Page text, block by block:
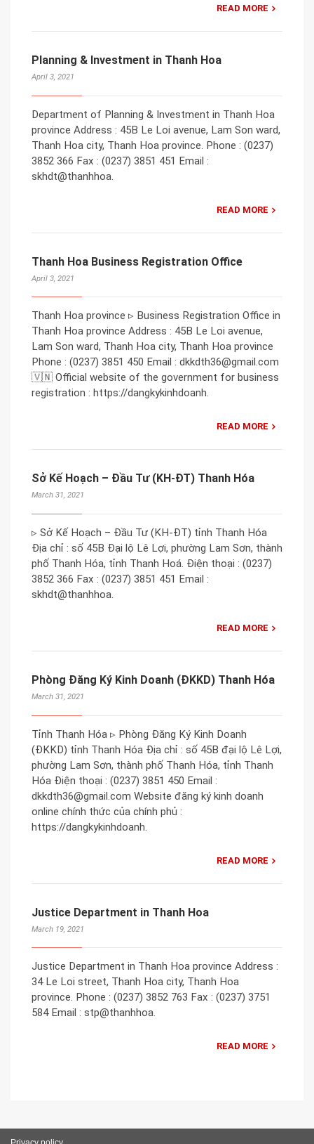
READ MORE
Planning & Investment in Thanh Hoa
April 3, 2021
Department of Planning & Investment in Thanh Hoa
province Address : 45B Le Loi avenue, Lam Son ward,
Thanh Hoa city, Thanh Hoa province. Phone : (0237)
3852 366 Fax : (0237) 3851 451 Email :
skhdt@thanhhoa.
READ MORE
Thanh Hoa Business Registration Office
April 3, 2021
Thanh Hoa province ▹ Business Registration Office in
Thanh Hoa province Address : 45B Le Loi avenue,
Lam Son ward, Thanh Hoa city, Thanh Hoa province
Phone : (0237) 3851 450 Email : dkkdth36@gmail.com
🇻🇳 Official website of the government for business
registration : https://dangkykinhdoanh.
READ MORE
Sở Kế Hoạch – Đầu Tư (KH-ĐT) Thanh Hóa
March 31, 2021
▹ Sở Kế Hoạch – Đầu Tư (KH-ĐT) tỉnh Thanh Hóa
Địa chỉ : số 45B Đại lộ Lê Lợi, phường Lam Sơn, thành
phố Thanh Hóa, tỉnh Thanh Hoá. Điện thoại : (0237)
3852 366 Fax : (0237) 3851 451 Email :
skhdt@thanhhoa.
READ MORE
Phòng Đăng Ký Kinh Doanh (ĐKKD) Thanh Hóa
March 31, 2021
Tỉnh Thanh Hóa ▹ Phòng Đăng Ký Kinh Doanh
(ĐKKD) tỉnh Thanh Hóa Địa chỉ : số 45B đại lộ Lê Lợi,
phường Lam Sơn, thành phố Thanh Hóa, tỉnh Thanh
Hóa Điện thoại : (0237) 3851 450 Email :
dkkdth36@gmail.com Website đăng ký kinh doanh
online chính thức của chính phủ :
https://dangkykinhdoanh.
READ MORE
Justice Department in Thanh Hoa
March 19, 2021
Justice Department in Thanh Hoa province Address :
34 Le Loi street, Thanh Hoa city, Thanh Hoa
province. Phone : (0237) 3852 763 Fax : (0237) 3751
584 Email : stp@thanhhoa.
READ MORE